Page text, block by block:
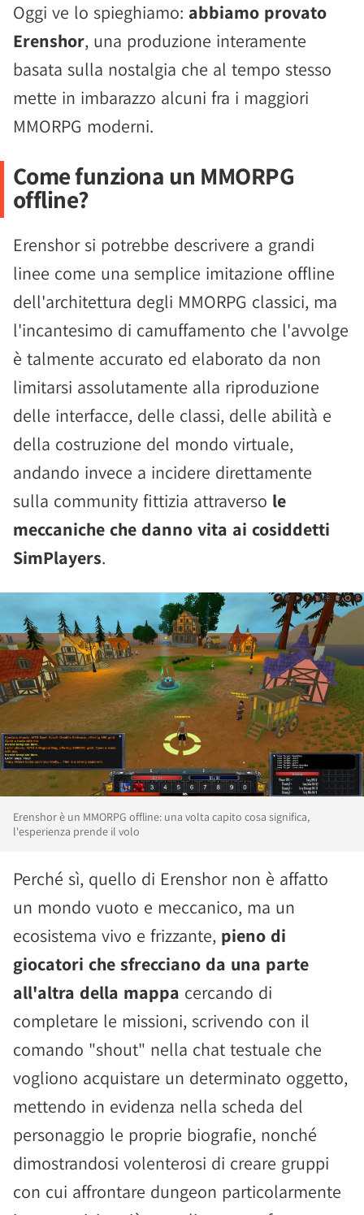
Oggi ve lo spieghiamo: abbiamo provato
Erenshor, una produzione interamente
basata sulla nostalgia che al tempo stesso
mette in imbarazzo alcuni fra i maggiori
MMORPG moderni.
Come funziona un MMORPG
offline?
Erenshor si potrebbe descrivere a grandi
linee come una semplice imitazione offline
dell'architettura degli MMORPG classici, ma
l'incantesimo di camuffamento che l'avvolge
è talmente accurato ed elaborato da non
limitarsi assolutamente alla riproduzione
delle interfacce, delle classi, delle abilità e
della costruzione del mondo virtuale,
andando invece a incidere direttamente
sulla community fittizia attraverso le
meccaniche che danno vita ai cosiddetti
SimPlayers.
Erenshor è un MMORPG offline: una volta capito cosa significa,
l'esperienza prende il volo
Perché sì, quello di Erenshor non è affatto
un mondo vuoto e meccanico, ma un
ecosistema vivo e frizzante, pieno di
giocatori che sfrecciano da una parte
all'altra della mappa cercando di
completare le missioni, scrivendo con il
comando "shout" nella chat testuale che
vogliono acquistare un determinato oggetto,
mettendo in evidenza nella scheda del
personaggio le proprie biografie, nonché
dimostrandosi volenterosi di creare gruppi
con cui affrontare dungeon particolarmente